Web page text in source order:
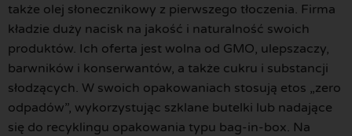
także olej słonecznikowy z pierwszego tłoczenia. Firma
kładzie duży nacisk na jakość i naturalność swoich
produktów. Ich oferta jest wolna od GMO, ulepszaczy,
barwników i konserwantów, a także cukru i substancji
słodzących. W swoich opakowaniach stosują etos „zero
odpadów”, wykorzystując szklane butelki lub nadające
się do recyklingu opakowania typu bag-in-box. Na